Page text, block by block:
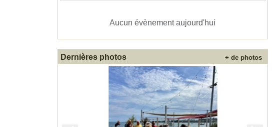
Aucun évènement aujourd'hui
Dernières photos + de photos